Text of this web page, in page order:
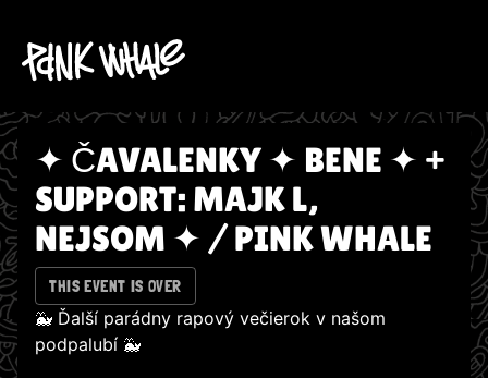
✦ ČAVALENKY ✦ BENE ✦ +
SUPPORT: MAJK L,
NEJSOM ✦ / PINK WHALE
THIS EVENT IS OVER
🐳 Ďalší parádny rapový večierok v našom
podpalubí 🐳